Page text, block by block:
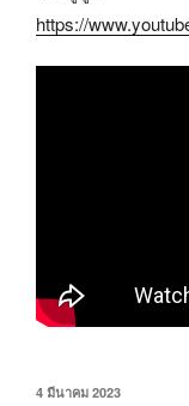
https://
4 มีนาคม 2023